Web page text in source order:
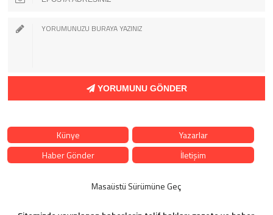
YORUMUNU GÖNDER
Künye
Yazarlar
Haber Gönder
İletişim
Masaüstü Sürümüne Geç